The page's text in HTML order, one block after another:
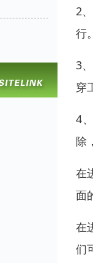
2
行
3
穿
4
除
在
面
在
们